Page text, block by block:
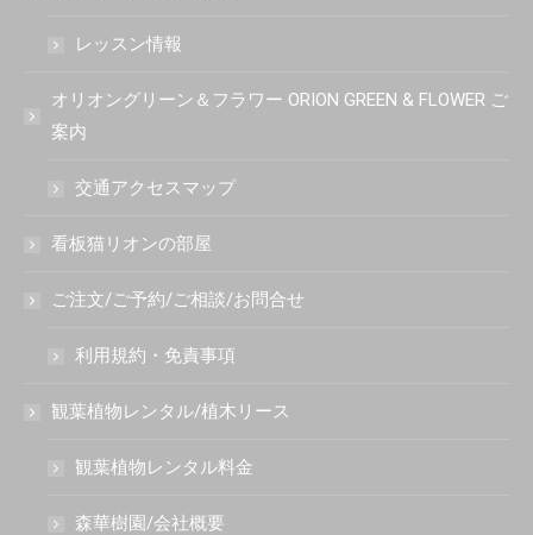
レッスン情報
オリオングリーン＆フラワー ORION GREEN & FLOWER ご
案内
交通アクセスマップ
看板猫リオンの部屋
ご注文/ご予約/ご相談/お問合せ
利用規約・免責事項
観葉植物レンタル/植木リース
観葉植物レンタル料金
森華樹園/会社概要